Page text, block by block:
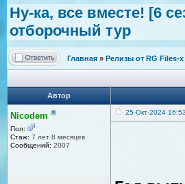
Ну-ка, все вместе! [6
отборочный тур
Главная » Релизы от RG Files-x
Автор
Nicodem ®
Пол:
Стаж: 7 лет 8 месяцев
Сообщений: 2007
25-Окт-2024 16:53